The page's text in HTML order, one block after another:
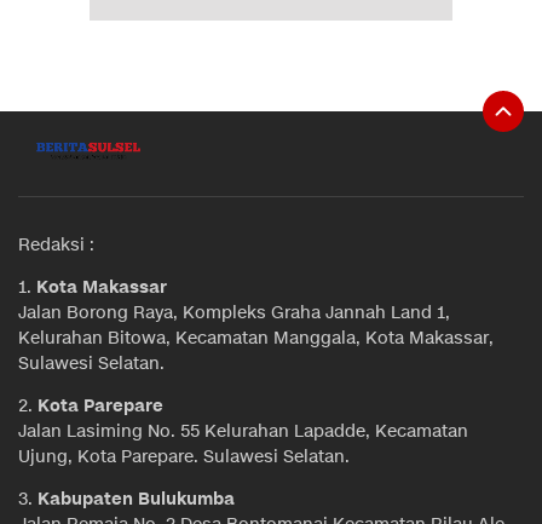
Redaksi :
1. Kota Makassar
Jalan Borong Raya, Kompleks Graha Jannah Land 1,
Kelurahan Bitowa, Kecamatan Manggala, Kota Makassar,
Sulawesi Selatan.
2. Kota Parepare
Jalan Lasiming No. 55 Kelurahan Lapadde, Kecamatan
Ujung, Kota Parepare. Sulawesi Selatan.
3. Kabupaten Bulukumba